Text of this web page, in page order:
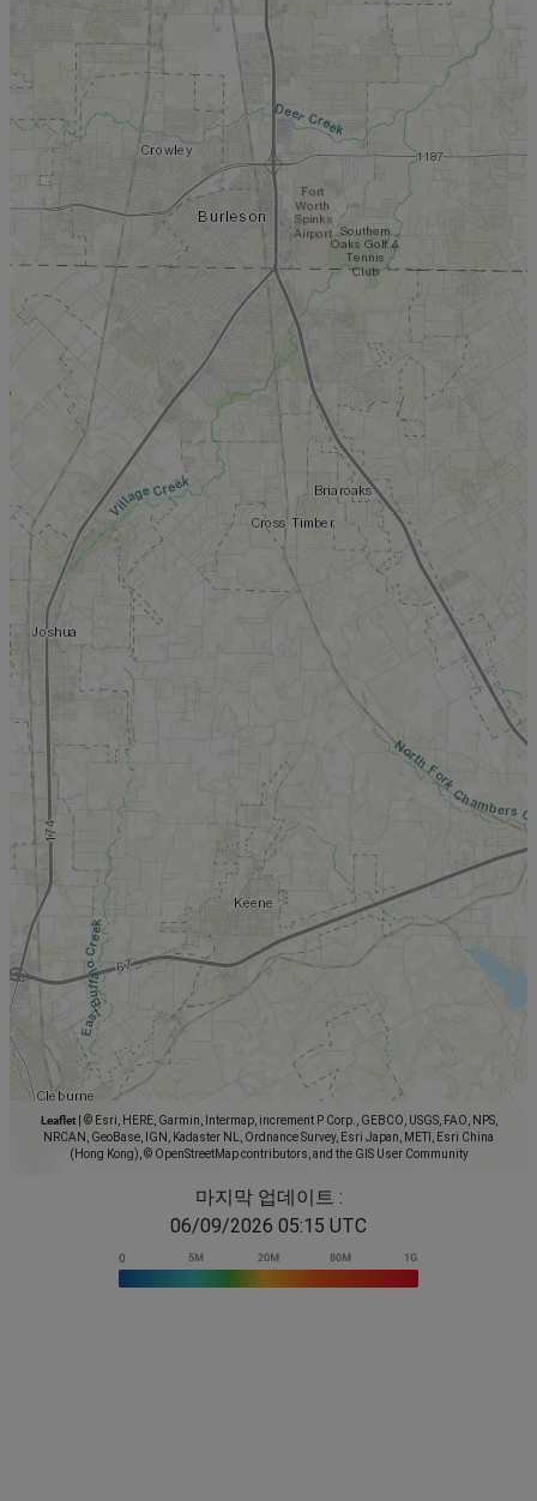
Leaflet
© Esri, HERE, Garmin, Intermap, increment P Corp., GEBCO, USGS, FAO, NPS,
NRCAN, GeoBase, IGN, Kadaster NL, Ordnance Survey, Esri Japan, METI, Esri China
(Hong Kong), © OpenStreetMap contributors, and the GIS User Community
마지막 업데이트 :
06/09/2026 05:15 UTC